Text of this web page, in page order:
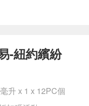
-紐約繽紛
升 x 1 x 12PC個